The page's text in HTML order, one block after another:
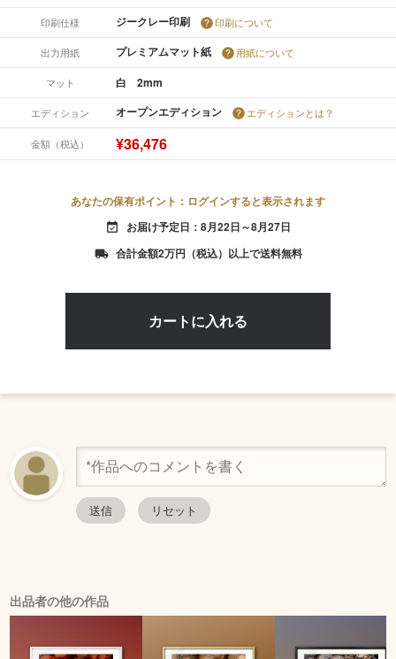
印刷仕様 ジークレー印刷 印刷について
出力用紙 プレミアムマット紙 用紙について
マット 白 2mm
エディション オープンエディション エディションとは？
金額（税込） ¥36,476
あなたの保有ポイント：ログインすると表示されます
event_available お届け予定日：8月22日～8月27日
local_shipping 合計金額2万円（税込）以上で送料無料
出品者の他の作品